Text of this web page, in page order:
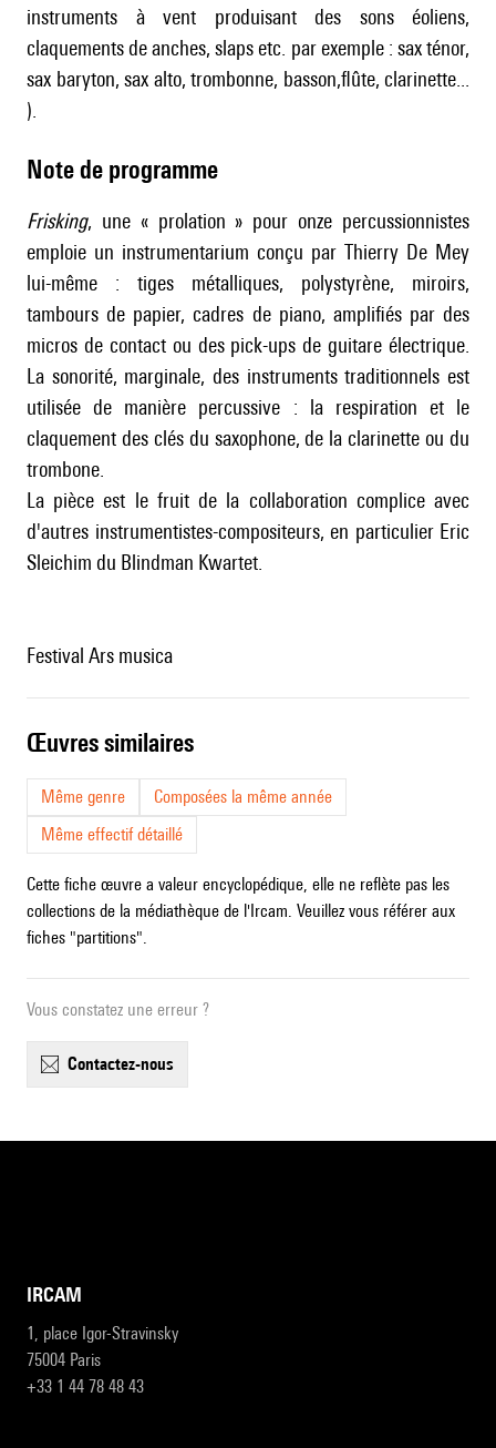
instruments à vent produisant des sons éoliens,
claquements de anches, slaps etc. par exemple : sax ténor,
sax baryton, sax alto, trombonne, basson,flûte, clarinette...
).
Note de programme
Frisking, une « prolation » pour onze percussionnistes
emploie un instrumentarium conçu par Thierry De Mey
lui-même : tiges métalliques, polystyrène, miroirs,
tambours de papier, cadres de piano, amplifiés par des
micros de contact ou des pick-ups de guitare électrique.
La sonorité, marginale, des instruments traditionnels est
utilisée de manière percussive : la respiration et le
claquement des clés du saxophone, de la clarinette ou du
trombone.
La pièce est le fruit de la collaboration complice avec
d'autres instrumentistes-compositeurs, en particulier Eric
Sleichim du Blindman Kwartet.
Festival Ars musica
œuvres similaires
Même genre
Composées la même année
Même effectif détaillé
Cette fiche œuvre a valeur encyclopédique, elle ne reflète pas les
collections de la médiathèque de l'Ircam. Veuillez vous référer aux
fiches "partitions".
Vous constatez une erreur ?
contactez-nous
IRCAM
1, place Igor-Stravinsky
75004 Paris
+33 1 44 78 48 43